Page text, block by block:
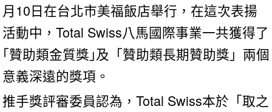
月10日在台北市美福飯店舉行，在這次表揚
活動中，Total Swiss八馬國際事業一共獲得了
｢贊助類金質獎｣及「贊助類長期贊助獎」兩個
意義深遠的獎項。
推手獎評審委員認為，Total Swiss本於「取之